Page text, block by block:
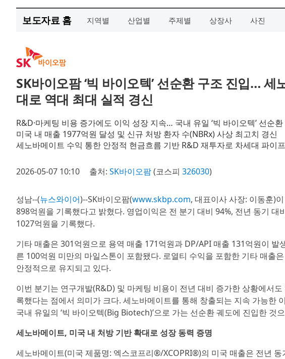
보도자료 홈 지역별 산업별 주제별 상장사 사진
SK바이오팜 ‘빅 바이오텍’ 선순환 구조 진입…
대로 역대 최대 실적 경신
R&D·마케팅 비용 증가에도 이익 성장 지속… 국내 유일 ‘빅 바이오텍’ 선순
미국 내 매출 1977억원 달성 및 신규 처방 환자 수(NBRx) 사상 최고치 경신
세노바메이트 수익 통한 안정적 현금흐름 기반 R&D 재투자로 차세대 파이
2026-05-07 10:10 출처: SK바이오팜(코스피 326030)
성남--(뉴스와이어)--SK바이오팜(www.skbp.com, 대표이사 사장: 이동훈)
898억원을 기록했다고 밝혔다. 영업이익은 전 분기 대비 94%, 전년 동기
1027억원을 기록했다.
기타 매출은 301억원으로 용역 매출 171억원과 DP/API 매출 131억원이
른 100억원 미만의 마일스톤이 포함됐다. 로열티 수익을 포함한 기타 매출
안정적으로 유지되고 있다.
이번 분기는 연구개발(R&D) 및 마케팅 비용이 전년 대비 증가한 상황에서
록했다는 점에서 의미가 크다. 세노바메이트를 통해 창출되는 지속 가능한
국내 유일의 ‘빅 바이오텍(Big Biotech)’으로 가는 선순환 궤도에 진입한 것
세노바메이트, 미국 내 처방 기반 확대로 성장 동력 증명
세노바메이트(미국 제품명: 엑스코프리®/XCOPRI®)의 미국 매출은 전년